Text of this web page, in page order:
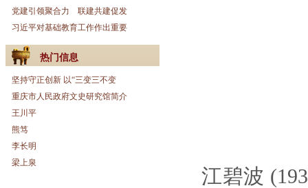
党建引领聚合力 联建共建促发
习近平对基础教育工作作出重要
热门信息
坚持守正创新 以“三变三不变
重庆市人民政府文史研究馆简介
王川平
熊笃
李长明
梁上泉
江碧波